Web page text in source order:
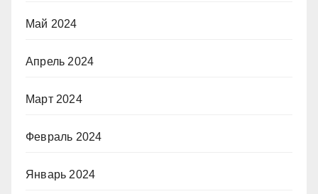
Май 2024
Апрель 2024
Март 2024
Февраль 2024
Январь 2024